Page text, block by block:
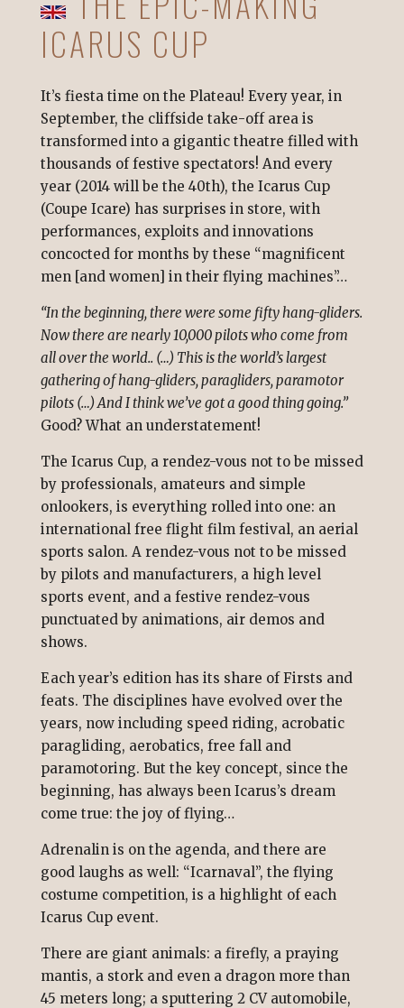
ICARUS CUP
It’s fiesta time on the Plateau! Every year, in
September, the cliffside take-off area is
transformed into a gigantic theatre filled with
thousands of festive spectators! And every
year (2014 will be the 40th), the Icarus Cup
(Coupe Icare) has surprises in store, with
performances, exploits and innovations
concocted for months by these “magnificent
men [and women] in their flying machines”…
“In the beginning, there were some fifty hang-gliders.
Now there are nearly 10,000 pilots who come from
all over the world.. (…) This is the world’s largest
gathering of hang-gliders, paragliders, paramotor
pilots (…) And I think we’ve got a good thing going.”
Good? What an understatement!
The Icarus Cup, a rendez-vous not to be missed
by professionals, amateurs and simple
onlookers, is everything rolled into one: an
international free flight film festival, an aerial
sports salon. A rendez-vous not to be missed
by pilots and manufacturers, a high level
sports event, and a festive rendez-vous
punctuated by animations, air demos and
shows.
Each year’s edition has its share of Firsts and
feats. The disciplines have evolved over the
years, now including speed riding, acrobatic
paragliding, aerobatics, free fall and
paramotoring. But the key concept, since the
beginning, has always been Icarus’s dream
come true: the joy of flying…
Adrenalin is on the agenda, and there are
good laughs as well: “Icarnaval”, the flying
costume competition, is a highlight of each
Icarus Cup event.
There are giant animals: a firefly, a praying
mantis, a stork and even a dragon more than
45 meters long; a sputtering 2 CV automobile,